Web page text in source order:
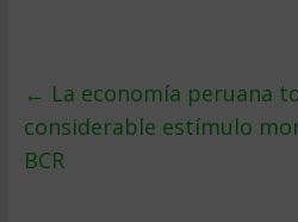
← La economía peruana
considerable estímulo
BCR